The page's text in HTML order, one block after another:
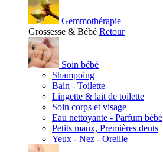
Gemmothérapie
Grossesse & Bébé Retour
Soin bébé
Shampoing
Bain - Toilette
Lingette & lait de toilette
Soin corps et visage
Eau nettoyante - Parfum bébé
Petits maux, Premières dents
Yeux - Nez - Oreille